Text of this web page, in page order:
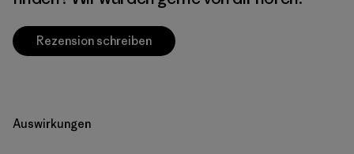
Rezension schreiben
Auswirkungen